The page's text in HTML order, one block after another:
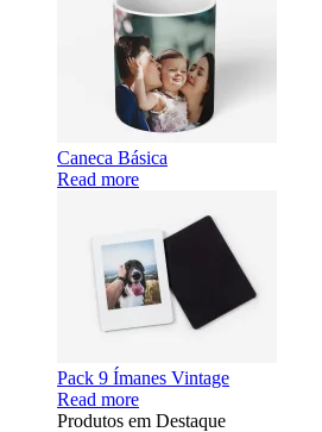
Caneca Básica
Read more
Pack 9 Ímanes Vintage
Read more
Produtos em Destaque